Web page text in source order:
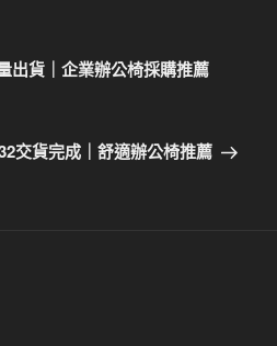
出貨｜企業辦公椅採購推薦
交貨完成｜舒適辦公椅推薦